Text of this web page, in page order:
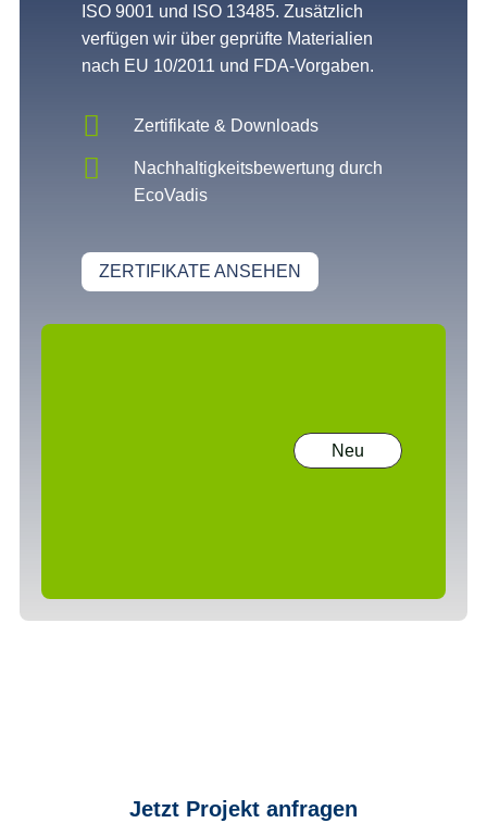
ISO 9001 und ISO 13485. Zusätzlich
verfügen wir über geprüfte Materialien
nach EU 10/2011 und FDA-Vorgaben.
 Zertifikate & Downloads

Nachhaltigkeitsbewertung durch
EcoVadis
ZERTIFIKATE ANSEHEN
Neu
Jetzt Projekt anfragen